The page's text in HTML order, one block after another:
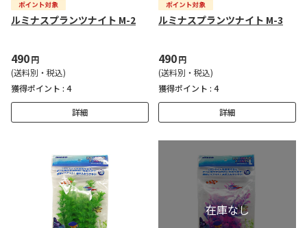
ルミナスプランツナイト M-2
490円
(送料別・税込)
獲得ポイント : 4
詳細
ルミナスプランツナイト M-3
490円
(送料別・税込)
獲得ポイント : 4
詳細